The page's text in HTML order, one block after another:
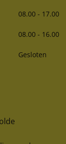
08.00 - 17.00
08.00 - 16.00
Gesloten